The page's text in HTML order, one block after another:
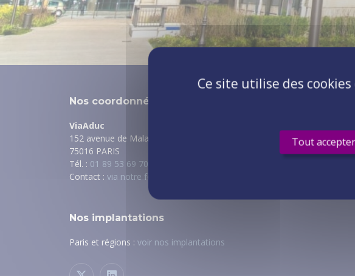
Nos coordonnées
ViaAduc
152 avenue de Malakoff
75016 PARIS
Tél. : 01 89 53 69 70
Contact : via notre formulaire
Nos implantations
Paris et régions : voir nos implantations
Toutes
Atelier digital
Ce site utilise des
Tout accepter